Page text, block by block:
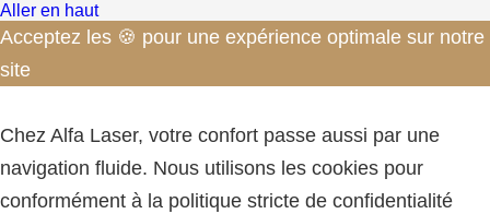
Aller en haut
Acceptez les 🍪 pour une expérience optimale sur notre
site
Chez Alfa Laser, votre confort passe aussi par une
navigation fluide. Nous utilisons les cookies pour
conformément à la politique stricte de confidentialité